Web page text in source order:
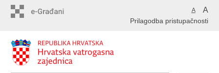
A A
Prilagodba pristupačnosti